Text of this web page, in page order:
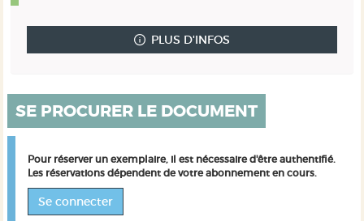
PLUS D'INFOS
SE PROCURER LE DOCUMENT
Pour réserver un exemplaire, il est nécessaire d'être authentifié.
Les réservations dépendent de votre abonnement en cours.
Se connecter